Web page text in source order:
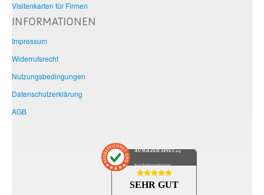
Visitenkarten für Firmen
INFORMATIONEN
Impressum
Widerrufsrecht
Nutzungsbedingungen
Datenschutzerklärung
AGB
AUSGEZEICHNET .org
Kundenbewertungen
SEHR GUT